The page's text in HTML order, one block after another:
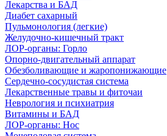
Лекарства и БАД
Диабет сахарный
Пульмонология (легкие)
Желудочно-кишечный тракт
ЛОР-органы: Горло
Опорно-двигательный аппарат
Обезболивающие и жаропонижающие
Сердечно-сосудистая система
Лекарственные травы и фиточаи
Неврология и психиатрия
Витамины и БАД
ЛОР-органы: Нос